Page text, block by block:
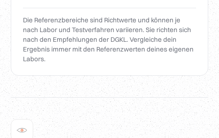
Die Referenzbereiche sind Richtwerte und können je
nach Labor und Testverfahren variieren. Sie richten sich
nach den Empfehlungen der DGKL. Vergleiche dein
Ergebnis immer mit den Referenzwerten deines eigenen
Labors.